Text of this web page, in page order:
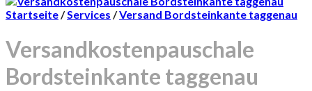
Startseite/Services /Versand Bordsteinkante taggenau
Versandkostenpauschale
Bordsteinkante taggenau